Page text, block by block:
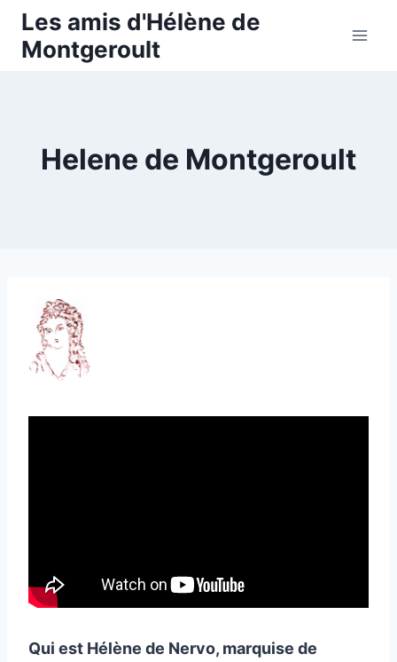
Aller
contenu
Les amis d'Hélène de
Montgeroult
Helene de Montgeroult
Qui est Hélène de Nervo, marquise de